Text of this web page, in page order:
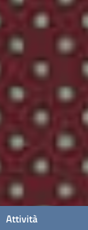
Attività